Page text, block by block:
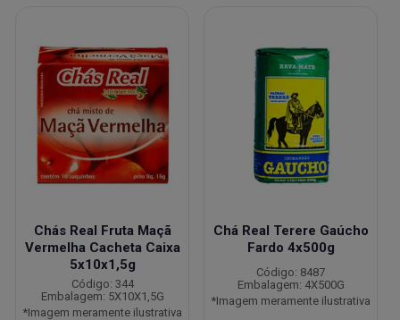
Chás Real Fruta Maçã
Vermelha Cacheta Caixa
5x10x1,5g
Código: 344
Embalagem: 5X10X1,5G
*Imagem meramente ilustrativa
Chá Real Terere Gaúcho
Fardo 4x500g
Código: 8487
Embalagem: 4X500G
*Imagem meramente ilustrativa